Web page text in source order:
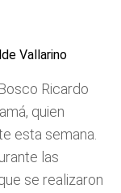
Ricardo
quien
esta semana.
las
se realizaron